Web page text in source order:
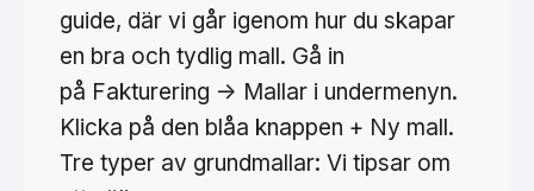
guide, där vi går igenom hur du skapar
en bra och tydlig mall. Gå in
på Fakturering -> Mallar i undermenyn.
Klicka på den blåa knappen + Ny mall.
Tre typer av grundmallar: Vi tipsar om